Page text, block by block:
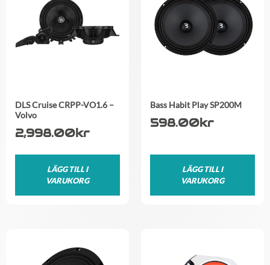
DLS Cruise CRPP-VO1.6 –
Volvo
2,998.00kr
LÄGG TILL I
VARUKORG
Bass Habit Play SP200M
598.00kr
LÄGG TILL I
VARUKORG